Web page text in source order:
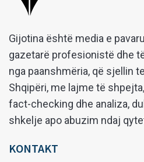
Gijotina është media e
gazetarë profesionistë dhe
nga paanshmëria, që sjellin
Shqipëri, me lajme të
fact-checking dhe analiza,
shkelje apo abuzim ndaj
KONTAKT